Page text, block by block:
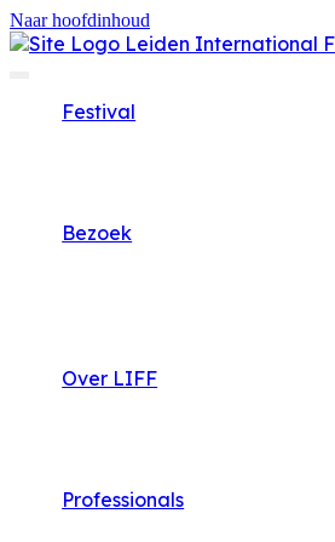
Naar hoofdinhoud
Festival
Bezoek
Over LIFF
Professionals